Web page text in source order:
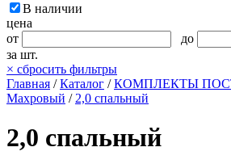
В наличии
цена
от
до
за шт.
× сбросить фильтры
Главная /Каталог /КОМПЛЕКТЫ
Махровый / 2,0 спальный
2,0 спальный